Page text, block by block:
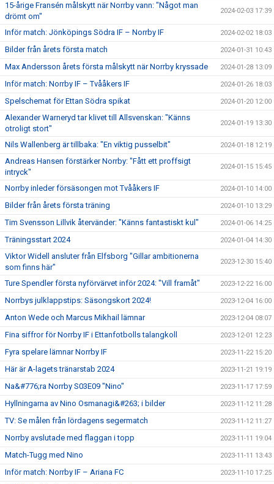
15-årige Fransén målskytt när Norrby vann: "Något man
drömt om"
2024-02-03 17:39
Inför match: Jönköpings Södra IF – Norrby IF 2024-02-02 18:03
Bilder från årets första match 2024-01-31 10:43
Max Andersson årets första målskytt när Norrby kryssade 2024-01-28 13:09
Inför match: Norrby IF – Tvååkers IF 2024-01-26 18:03
Spelschemat för Ettan Södra spikat 2024-01-20 12:00
Alexander Warneryd tar klivet till Allsvenskan: "Känns
otroligt stort"
2024-01-19 13:30
Nils Wallenberg är tillbaka: "En viktig pusselbit" 2024-01-18 12:19
Andreas Hansen förstärker Norrby: "Fått ett proffsigt
intryck"
2024-01-15 15:45
Norrby inleder försäsongen mot Tvååkers IF 2024-01-10 14:00
Bilder från årets första träning 2024-01-10 13:29
Tim Svensson Lillvik återvänder: "Känns fantastiskt kul" 2024-01-06 14:25
Träningsstart 2024 2024-01-04 14:30
Viktor Widell ansluter från Elfsborg "Gillar ambitionerna
som finns här"
2023-12-30 15:40
Ture Spendler första nyförvärvet inför 2024: "Vill framåt" 2023-12-22 16:00
Norrbys julklappstips: Säsongskort 2024! 2023-12-04 16:00
Anton Wede och Marcus Mikhail lämnar 2023-12-04 08:07
Fina siffror för Norrby IF i Ettanfotbolls talangkoll 2023-12-01 12:23
Fyra spelare lämnar Norrby IF 2023-11-22 15:20
Här är A-lagets tränarstab 2024 2023-11-21 19:19
Na&#776;ra Norrby S03E09 "Nino" 2023-11-17 17:59
Hyllningarna av Nino Osmanagi&#263; i bilder 2023-11-12 11:28
TV: Se målen från lördagens segermatch 2023-11-12 11:27
Norrby avslutade med flaggan i topp 2023-11-11 19:04
Match-Tugg med Nino 2023-11-11 13:43
Inför match: Norrby IF – Ariana FC 2023-11-10 17:25